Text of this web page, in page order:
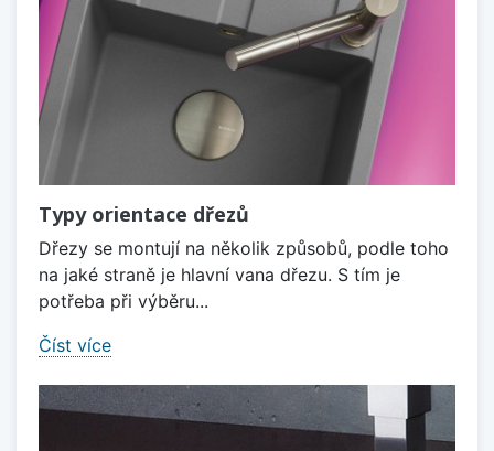
Typy orientace dřezů
Dřezy se montují na několik způsobů, podle toho
na jaké straně je hlavní vana dřezu. S tím je
potřeba při výběru...
Číst více